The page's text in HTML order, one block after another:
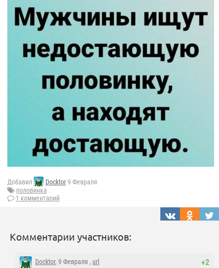
Добавил Docktor9 Февраля
половинка
1 комментарий
Комментарии участников:
+2
Docktor, 9 Февраля , url